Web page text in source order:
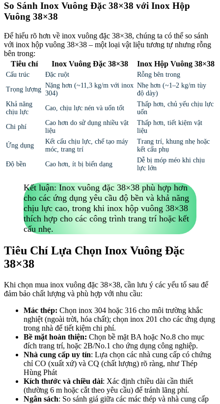
So Sánh Inox Vuông Đặc 38×38 với Inox Hộp
Vuông 38×38
Để hiểu rõ hơn về inox vuông đặc 38×38, chúng ta có thể so sánh
với inox hộp vuông 38×38 – một loại vật liệu tương tự nhưng rỗng
bên trong:
Tiêu chí
Inox Vuông Đặc 38×38 Inox Hộp Vuông 38×38
Cấu trúc Đặc ruột
Rỗng bên trong
Trọng lượng
Nặng hơn (~11,3 kg/m với inox
304)
Nhẹ hơn (~1–2 kg/m tùy
độ dày)
Khả năng
chịu lực
Cao, chịu lực nén và uốn tốt
Thấp hơn, chủ yếu chịu lực
uốn
Chi phí
Cao hơn do sử dụng nhiều vật
liệu
Thấp hơn, tiết kiệm vật
liệu
Ứng dụng
Kết cấu chịu lực, chế tạo máy
móc, trang trí
Trang trí, khung nhẹ hoặc
kết cấu phụ
Độ bền
Cao hơn, ít bị biến dạng
Dễ bị móp méo khi chịu
lực lớn
Kết luận: Inox vuông đặc 38×38 phù hợp hơn
cho các ứng dụng yêu cầu độ bền và khả năng
chịu lực cao, trong khi inox hộp vuông 38×38
thích hợp cho các công trình trang trí hoặc kết
cấu nhẹ.
Tiêu Chí Lựa Chọn Inox Vuông Đặc
38×38
Khi chọn mua inox vuông đặc 38×38, cần lưu ý các yếu tố sau để
đảm bảo chất lượng và phù hợp với nhu cầu:
Mác thép: Chọn inox 304 hoặc 316 cho môi trường khắc
nghiệt (ngoài trời, hóa chất); chọn inox 201 cho các ứng dụng
trong nhà để tiết kiệm chi phí.
Bề mặt hoàn thiện: Chọn bề mặt BA hoặc No.8 cho mục
đích trang trí, hoặc 2B/No.1 cho ứng dụng công nghiệp.
Nhà cung cấp uy tín: Lựa chọn các nhà cung cấp có chứng
chỉ CO (xuất xứ) và CQ (chất lượng) rõ ràng, như Thép
Hùng Phát
Kích thước và chiều dài: Xác định chiều dài cần thiết
(thường 6 m hoặc cắt theo yêu cầu) để tránh lãng phí.
Ngân sách: So sánh giá giữa các mác thép và nhà cung cấp